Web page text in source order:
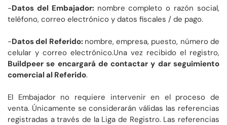
-Datos del Embajador: nombre completo o razón social,
teléfono, correo electrónico y datos fiscales / de pago.
-Datos del Referido: nombre, empresa, puesto, número de
celular y correo electrónico.Una vez recibido el registro,
Buildpeer se encargará de contactar y dar seguimiento
comercial al Referido.
El Embajador no requiere intervenir en el proceso de
venta. Únicamente se considerarán válidas las referencias
registradas a través de la Liga de Registro. Las referencias